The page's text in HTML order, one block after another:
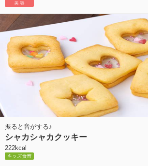
振ると音がする♪
シャカシャカクッキー
222kcal